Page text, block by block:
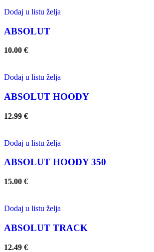
Dodaj u listu želja
ABSOLUT
10.00 €
Dodaj u listu želja
ABSOLUT HOODY
12.99 €
Dodaj u listu želja
ABSOLUT HOODY 350
15.00 €
Dodaj u listu želja
ABSOLUT TRACK
12.49 €